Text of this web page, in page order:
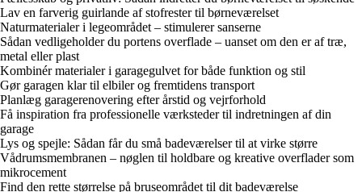
Lav en farverig guirlande af stofrester til børneværelset
Naturmaterialer i legeområdet – stimulerer sanserne
Sådan vedligeholder du portens overflade – uanset om den er af træ,
metal eller plast
Kombinér materialer i garagegulvet for både funktion og stil
Gør garagen klar til elbiler og fremtidens transport
Planlæg garagerenovering efter årstid og vejrforhold
Få inspiration fra professionelle værksteder til indretningen af din
garage
Lys og spejle: Sådan får du små badeværelser til at virke større
Vådrumsmembranen – nøglen til holdbare og kreative overflader som
mikrocement
Find den rette størrelse på bruseområdet til dit badeværelse